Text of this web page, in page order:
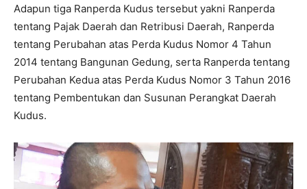
Adapun tiga Ranperda Kudus tersebut yakni Ranperda
tentang Pajak Daerah dan Retribusi Daerah, Ranperda
tentang Perubahan atas Perda Kudus Nomor 4 Tahun
2014 tentang Bangunan Gedung, serta Ranperda tentang
Perubahan Kedua atas Perda Kudus Nomor 3 Tahun 2016
tentang Pembentukan dan Susunan Perangkat Daerah
Kudus.